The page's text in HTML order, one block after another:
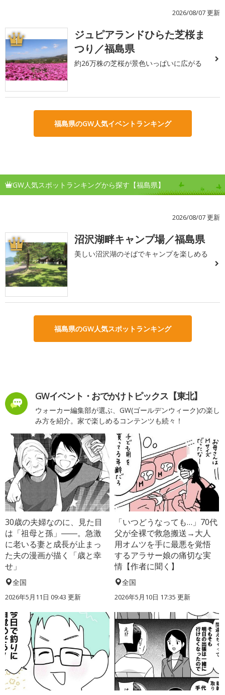
2026/08/07 更新
1
ジュピアランドひらた芝桜ま
つり／福島県
約26万株の芝桜が景色いっぱいに広がる
福島県のGW人気イベントランキング
GW人気スポットランキングから探す【福島県】
2026/08/07 更新
1 沼沢湖畔キャンプ場／福島県
美しい沼沢湖のそばでキャンプを楽しめる
福島県のGW人気スポットランキング
GWイベント・おでかけトピックス【東北】
ウォーカー編集部が選ぶ、GW(ゴールデンウィーク)の楽し
み方を紹介。家で楽しめるコンテンツも続々！
30歳の夫婦なのに、見た目
は「祖母と孫」――。急激
に老いる妻と成長が止まっ
た夫の漫画が描く「歳と幸
せ」
全国
2026年5月11日 09:43 更新
「いつどうなっても…」70代
父が全裸で救急搬送→大人
用オムツを手に最悪を覚悟
するアラサー娘の痛切な実
情【作者に聞く】
全国
2026年5月10日 17:35 更新